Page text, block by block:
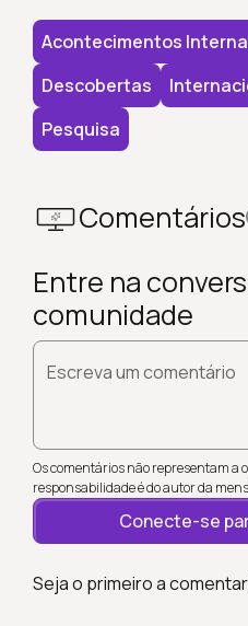
Acontecimentos
Descobertas
Pesquisa
Comentários
Entre na
comunidade
Escreva um comentário
Os comentários não representam a
responsabilidade é do autor da
Conecte-se
Seja o primeiro a